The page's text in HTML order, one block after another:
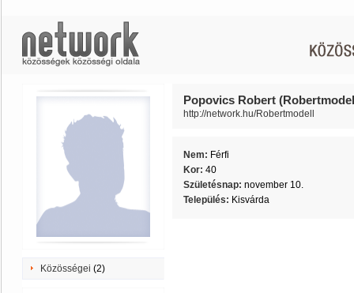
Közösségei (2)
Popovics Robert
http://network.hu/Robertmodell
Nem: Férfi
Kor: 40
Születésnap: november 10.
Település: Kisvárda